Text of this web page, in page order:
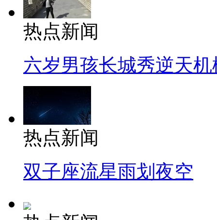
热点新闻
六岁男孩长城秀逆天机
热点新闻
双子座流星雨划夜空